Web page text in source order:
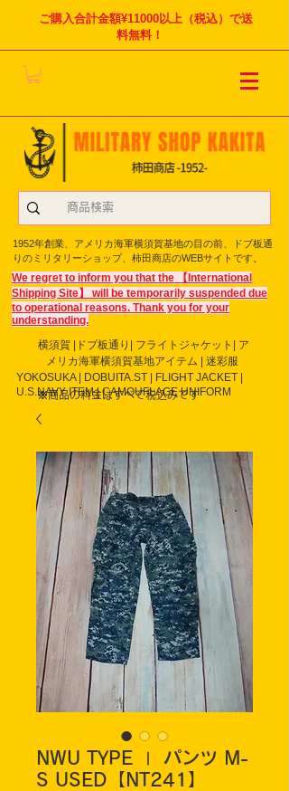
ご購入合計金額¥11000以上（税込）で送
料無料！
1952年創業、アメリカ海軍横須賀基地の目の前、ドブ板通
りのミリタリーショップ、柿田商店のWEBサイトです。
We regret to inform you that the 【International
Shipping Site】 will be temporarily suspended due
to operational reasons. Thank you for your
understanding.
横須賀 |ドブ板通り| フライト ジャケット| ア
メリカ海軍横須賀基地アイテム | 迷彩服
YOKOSUKA | DOBUITA.ST | FLIGHT JACKET |
U.S.NAVY ITEM | CAMOUFLAGE UNIFORM
※商品の料金はすべて税込みです
NWU TYPE Ⅰ パンツ M-
S USED【NT241】